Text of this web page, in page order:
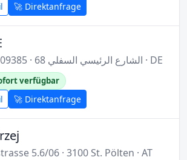
🚀 Direktanfrage
الشارع الرئيسي السفلي 68 · 09385 لوغاو · DE
verfügbar
🚀 Direktanfrage
5.6/06 · 3100 St. Pölten · AT